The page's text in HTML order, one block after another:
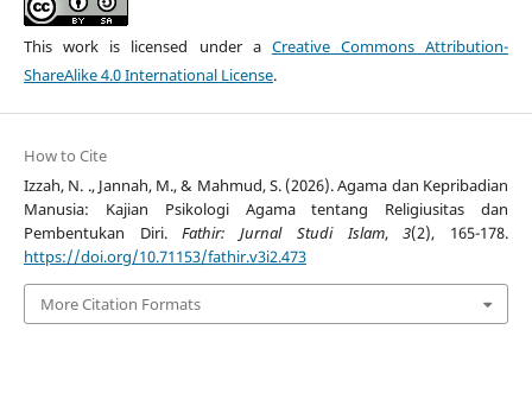
This work is licensed under a Creative Commons Attribution-
ShareAlike 4.0 International License.
How to Cite
Izzah, N. ., Jannah, M., & Mahmud, S. (2026). Agama dan Kepribadian
Manusia: Kajian Psikologi Agama tentang Religiusitas dan
Pembentukan Diri.Fathir: Jurnal Studi Islam,3(2), 165-178.
https://doi.org/10.71153/fathir.v3i2.473
More Citation Formats